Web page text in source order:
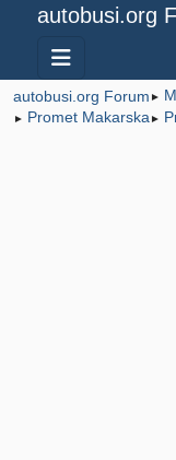
autobusi.org
autobusi.org Forum ►
► Promet Makarska ►